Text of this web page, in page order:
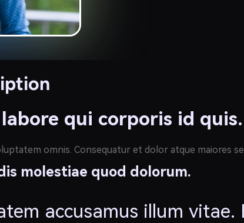
qui corporis id quis.
omnis. Consequatur et dolor atque maiores
molestiae quod dolorum.
accusamus illum